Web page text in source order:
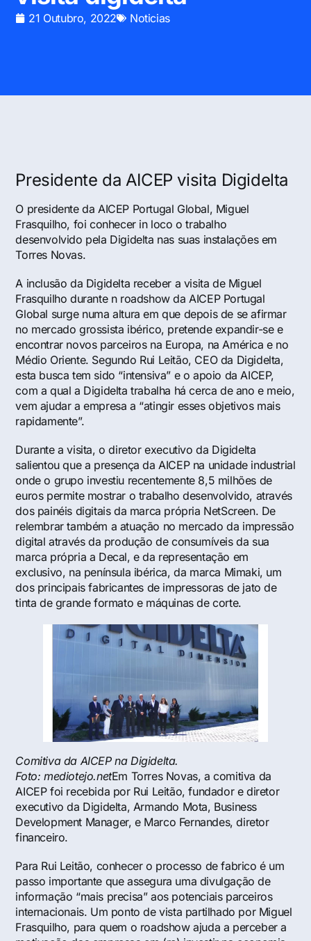
21 Outubro, 2022 Noticias
Presidente da AICEP visita Digidelta
O presidente da AICEP Portugal Global, Miguel
Frasquilho, foi conhecer in loco o trabalho
desenvolvido pela Digidelta nas suas instalações em
Torres Novas.
A inclusão da Digidelta receber a visita de Miguel
Frasquilho durante n roadshow da AICEP Portugal
Global surge numa altura em que depois de se afirmar
no mercado grossista ibérico, pretende expandir-se e
encontrar novos parceiros na Europa, na América e no
Médio Oriente. Segundo Rui Leitão, CEO da Digidelta,
esta busca tem sido “intensiva” e o apoio da AICEP,
com a qual a Digidelta trabalha há cerca de ano e meio,
vem ajudar a empresa a “atingir esses objetivos mais
rapidamente”.
Durante a visita, o diretor executivo da Digidelta
salientou que a presença da AICEP na unidade industrial
onde o grupo investiu recentemente 8,5 milhões de
euros permite mostrar o trabalho desenvolvido, através
dos painéis digitais da marca própria NetScreen. De
relembrar também a atuação no mercado da impressão
digital através da produção de consumíveis da sua
marca própria a Decal, e da representação em
exclusivo, na península ibérica, da marca Mimaki, um
dos principais fabricantes de impressoras de jato de
tinta de grande formato e máquinas de corte.
Comitiva da AICEP na Digidelta.
Foto: mediotejo.netEm Torres Novas, a comitiva da
AICEP foi recebida por Rui Leitão, fundador e diretor
executivo da Digidelta, Armando Mota, Business
Development Manager, e Marco Fernandes, diretor
financeiro.
Para Rui Leitão, conhecer o processo de fabrico é um
passo importante que assegura uma divulgação de
informação “mais precisa” aos potenciais parceiros
internacionais. Um ponto de vista partilhado por Miguel
Frasquilho, para quem o roadshow ajuda a perceber a